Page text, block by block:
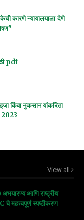
कारणे न्यायालयाला देणे
pdf
किंवा नुकसान यांकरिता
2023
View all
आणि राष्ट्रीय
महत्त्वपूर्ण स्पष्टीकरण